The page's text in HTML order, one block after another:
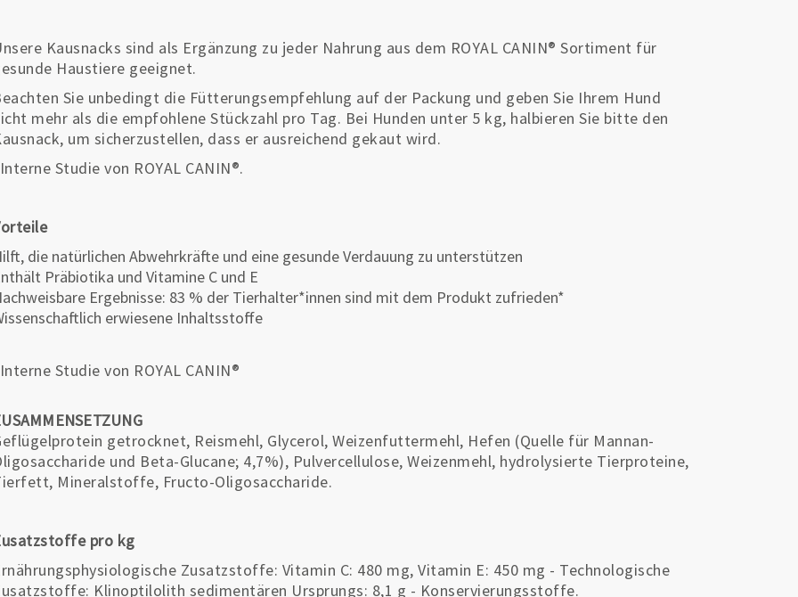
Kausnacks sind als Ergänzung zu jeder Nahrung aus dem ROYAL CANIN® Sortiment für
Haustiere geeignet.
Sie unbedingt die Fütterungsempfehlung auf der Packung und geben Sie Ihrem Hund
mehr als die empfohlene Stückzahl pro Tag. Bei Hunden unter 5 kg, halbieren Sie bitte den
um sicherzustellen, dass er ausreichend gekaut wird.
Studie von ROYAL CANIN®.
die natürlichen Abwehrkräfte und eine gesunde Verdauung zu unterstützen
Präbiotika und Vitamine C und E
Ergebnisse: 83 % der Tierhalter*innen sind mit dem Produkt zufrieden*
erwiesene Inhaltsstoffe
Studie von ROYAL CANIN®
getrocknet, Reismehl, Glycerol, Weizenfuttermehl, Hefen (Quelle für Mannan-
und Beta-Glucane; 4,7%), Pulvercellulose, Weizenmehl, hydrolysierte Tierproteine,
Mineralstoffe, Fructo-Oligosaccharide.
pro kg
Zusatzstoffe: Vitamin C: 480 mg, Vitamin E: 450 mg - Technologische
Klinoptilolith sedimentären Ursprungs: 8,1 g - Konservierungsstoffe.